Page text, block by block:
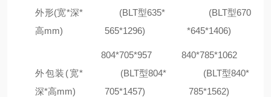
外形(宽*深*
高mm)
(BLT型635*
565*1296)
(BLT型670
*645*1406)
外包装(宽*
深*高mm)
804*705*957
(BLT型804*
705*1457)
840*785*1062
(BLT型840*
785*1562)